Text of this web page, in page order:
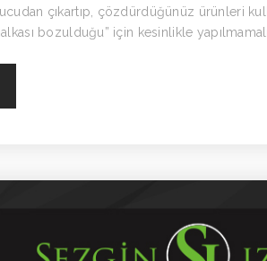
çıkartıp, çözdürdüğünüz ürünleri
bozulduğu” için kesinlikle